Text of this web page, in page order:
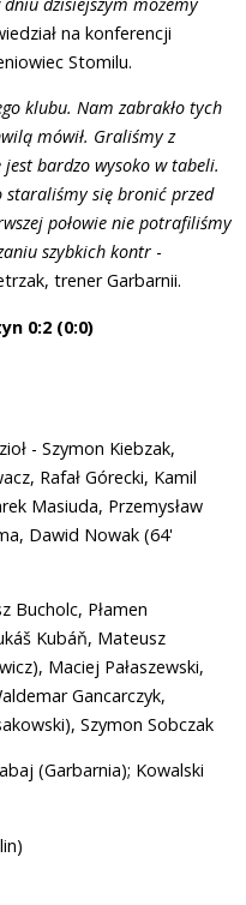
na konferencji
Stomilu.
klubu. Nam zabrakło tych
mówił. Graliśmy z
bardzo wysoko w tabeli.
staraliśmy się bronić przed
połowie nie potrafiliśmy
szybkich kontr -
trener Garbarnii.
0:2 (0:0)
- Szymon Kiebzak,
Rafał Górecki, Kamil
Masiuda, Przemysław
Dawid Nowak (64'
Bucholc, Płamen
Kubáň, Mateusz
Maciej Pałaszewski,
Gancarczyk,
Szymon Sobczak
(Garbarnia); Kowalski